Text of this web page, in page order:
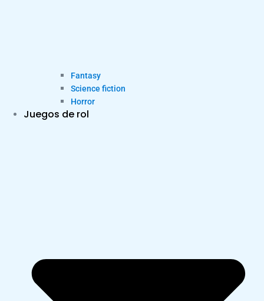
Fantasy
Science fiction
Horror
Juegos de rol